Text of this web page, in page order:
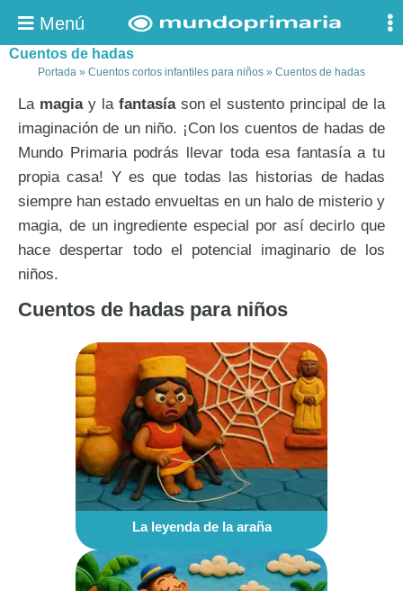
Menú
Cuentos de hadas
Portada » Cuentos cortos infantiles para niños » Cuentos de hadas
La magiay la fantasíason el sustento principal de la
imaginación de un niño. ¡Con los cuentos de hadas de
Mundo Primaria podrás llevar toda esa fantasía a tu
propia casa! Y es que todas las historias de hadas
siempre han estado envueltas en un halo de misterio y
magia, de un ingrediente especial por así decirlo que
hace despertar todo el potencial imaginario de los
niños.
Cuentos de hadas para niños
La leyenda de la araña